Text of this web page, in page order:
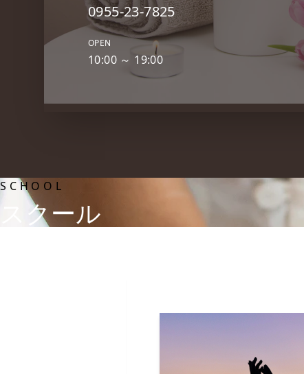
0955-23-7825
OPEN
10:00 ～ 19:00
SCHOOL
スクール